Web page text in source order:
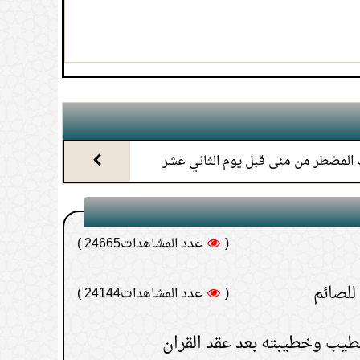
من منى قبل يوم الثاني عشر
يجوز؟ ( عدد المشاهدات24791 )
الشرجية للصائم ( عدد المشاهدات24714 )
القضاء هل يدرك الأجر المترتب على
( عدد المشاهدات24665 )
( عدد المشاهدات24144 )
وخطيبته بعد عقد القران
عدد المشاهدات23752 )